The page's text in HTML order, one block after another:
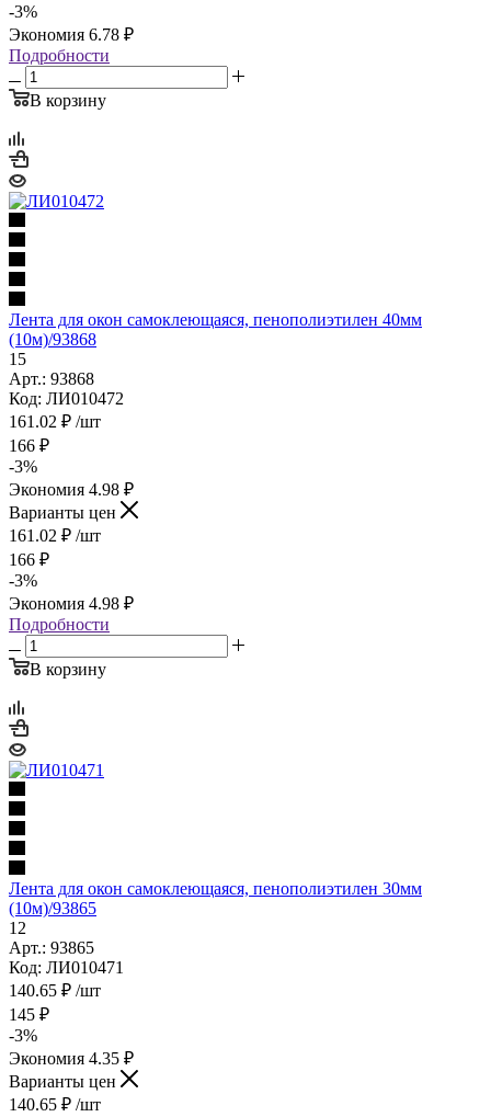
-3%
Экономия 6.78 ₽
Подробности
В корзину
Лента для окон самоклеющаяся, пенополиэтилен 40мм
(10м)/93868
15
Арт.: 93868
Код: ЛИ010472
161.02 ₽ /шт
166 ₽
-3%
Экономия 4.98 ₽
Варианты цен
161.02 ₽ /шт
166 ₽
-3%
Экономия 4.98 ₽
Подробности
В корзину
Лента для окон самоклеющаяся, пенополиэтилен 30мм
(10м)/93865
12
Арт.: 93865
Код: ЛИ010471
140.65 ₽ /шт
145 ₽
-3%
Экономия 4.35 ₽
Варианты цен
140.65 ₽ /шт